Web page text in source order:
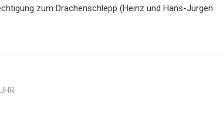
zum Drachenschlepp (Heinz und Hans-Jürgen